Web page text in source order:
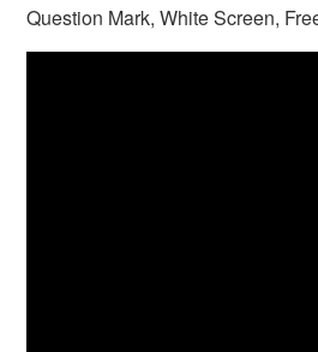
Question Mark, White Screen,